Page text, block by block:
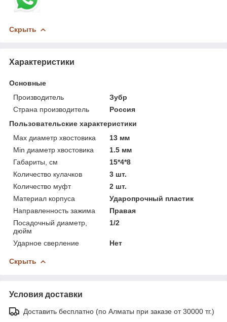
Скрыть
Характеристики
Основные
Производитель
Зубр
Страна производитель
Россия
Пользовательские характеристики
Max диаметр хвостовика
13 мм
Min диаметр хвостовика
1.5 мм
Габариты, см
15*4*8
Количество кулачков
3 шт.
Количество муфт
2 шт.
Материал корпуса
Ударопрочный пластик
Направленность зажима
Правая
Посадочный диаметр,
дюйм
1/2
Ударное сверление Нет
Скрыть
Условия доставки
Доставить бесплатно (по Алматы при заказе от 30000 тг.)